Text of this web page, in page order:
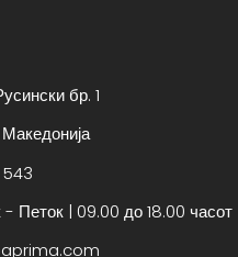
бр. 1
Петок | 09.00 до 18.00 часот